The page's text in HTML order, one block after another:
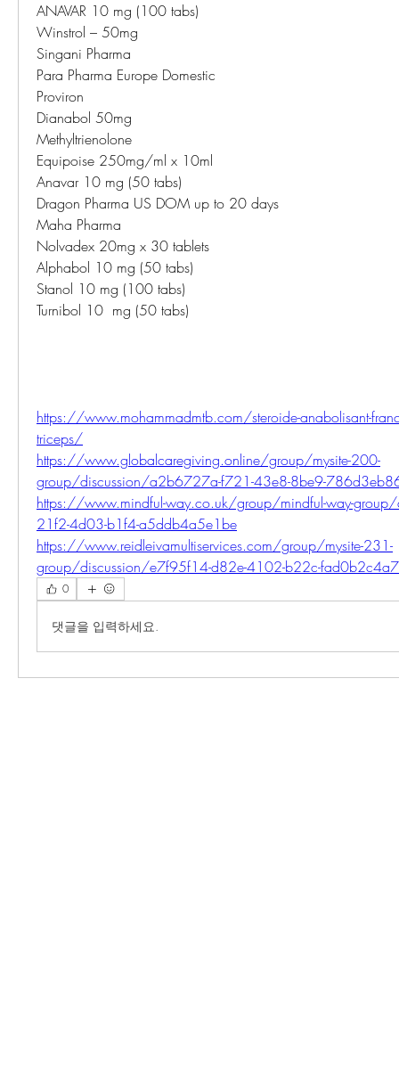
ANAVAR 10 mg (100 tabs)
Winstrol – 50mg
Singani Pharma
Para Pharma Europe Domestic
Proviron
Dianabol 50mg
Methyltrienolone
Equipoise 250mg/ml x 10ml
Anavar 10 mg (50 tabs)
Dragon Pharma US DOM up to 20 days
Maha Pharma
Nolvadex 20mg x 30 tablets
Alphabol 10 mg (50 tabs)
Stanol 10 mg (100 tabs)
Turnibol 10  mg (50 tabs)
https://www.mohammadmtb.com/steroide-anabolisant-
triceps/
https://www.globalcaregiving.online/group/mysite-200-
group/discussion/a2b6727a-f721-43e8-8be9-
https://www.mindful-way.co.uk/group/mindful-way-
21f2-4d03-b1f4-a5ddb4a5e1be
https://www.reidleivamultiservices.com/group/mysite-231-
group/discussion/e7f95f14-d82e-4102-b22c-
0
댓글을 입력하세요.